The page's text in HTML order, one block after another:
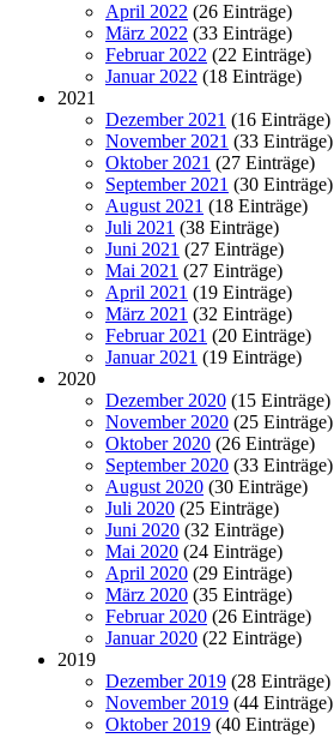
April 2022 (26 Einträge)
März 2022 (33 Einträge)
Februar 2022 (22 Einträge)
Januar 2022 (18 Einträge)
2021
Dezember 2021 (16 Einträge)
November 2021 (33 Einträge)
Oktober 2021 (27 Einträge)
September 2021 (30 Einträge)
August 2021 (18 Einträge)
Juli 2021 (38 Einträge)
Juni 2021 (27 Einträge)
Mai 2021 (27 Einträge)
April 2021 (19 Einträge)
März 2021 (32 Einträge)
Februar 2021 (20 Einträge)
Januar 2021 (19 Einträge)
2020
Dezember 2020 (15 Einträge)
November 2020 (25 Einträge)
Oktober 2020 (26 Einträge)
September 2020 (33 Einträge)
August 2020 (30 Einträge)
Juli 2020 (25 Einträge)
Juni 2020 (32 Einträge)
Mai 2020 (24 Einträge)
April 2020 (29 Einträge)
März 2020 (35 Einträge)
Februar 2020 (26 Einträge)
Januar 2020 (22 Einträge)
2019
Dezember 2019 (28 Einträge)
November 2019 (44 Einträge)
Oktober 2019 (40 Einträge)